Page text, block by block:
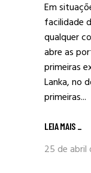
Em
facilidade
qualquer
abre as
primeiras
Lanka, no
primeiras...
LEIA MAIS _
25 de abril